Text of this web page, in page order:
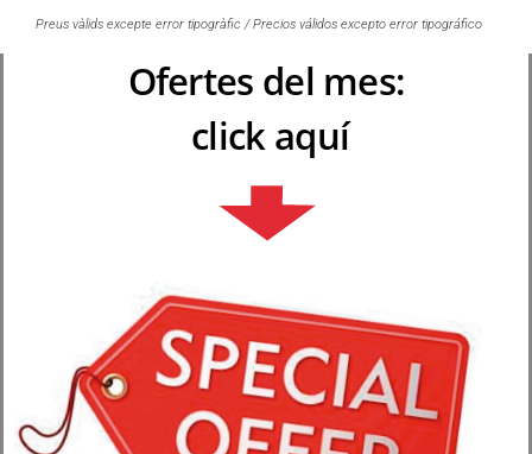
Preus vàlids excepte error tipogràfic / Precios válidos excepto error tipográfico
Ofertes del mes:
click aquí